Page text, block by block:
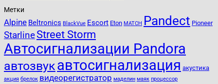
Метки
Alpine Beltronics BlackVue Escort Eton MATCH Pandect Pioneer
StarlineStreet Storm
Автосигнализации Pandora
автозвукавтосигнализация акустика
акция брелок видеорегистратор маделин маяк процессор